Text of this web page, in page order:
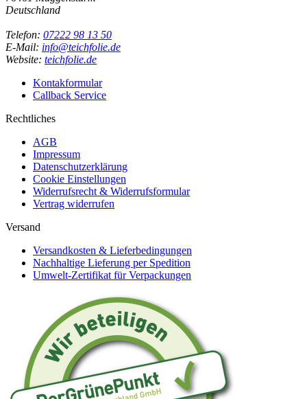
Deutschland
Telefon: 07222 98 13 50
E-Mail: info@teichfolie.de
Website: teichfolie.de
Kontakformular
Callback Service
Rechtliches
AGB
Impressum
Datenschutzerklärung
Cookie Einstellungen
Widerrufsrecht & Widerrufsformular
Vertrag widerrufen
Versand
Versandkosten & Lieferbedingungen
Nachhaltige Lieferung per Spedition
Umwelt-Zertifikat für Verpackungen